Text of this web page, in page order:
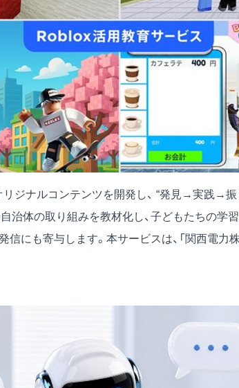
ジナルコンテンツを開発し、 “発見→実践→
治体の取り組みを教材化し、子どもたちの学
信にも寄与します。本サービスは、「関西電力